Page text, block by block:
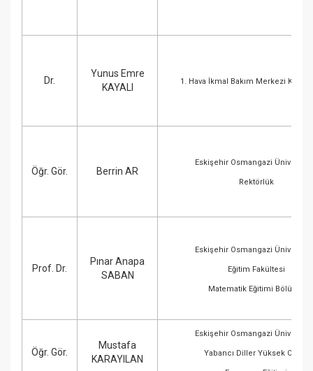
Dr.
Yunus Emre
KAYALI
1. Hava İkmal Bakım Merkezi
Öğr. Gör. Berrin AR
Eskişehir Osmangazi
Rektörlük
Prof. Dr.
Pınar Anapa
SABAN
Eskişehir Osmangazi
Eğitim Fakültesi
Matematik Eğitimi Bölümü
Öğr. Gör.
Mustafa
KARAYILAN
Eskişehir Osmangazi
Yabancı Diller Yüksek Okulu